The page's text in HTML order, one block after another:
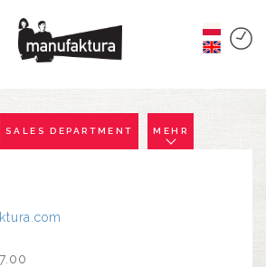
SALES DEPARTMENT MEHR